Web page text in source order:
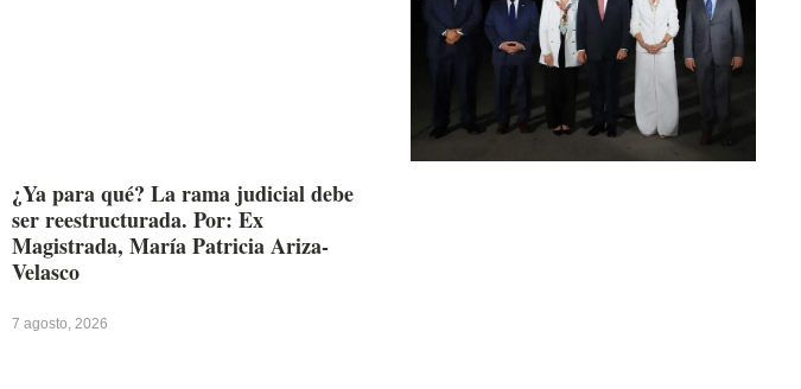
¿Ya para qué? La rama judicial debe
ser reestructurada. Por: Ex
Magistrada, María Patricia Ariza-
Velasco
7 agosto, 2026